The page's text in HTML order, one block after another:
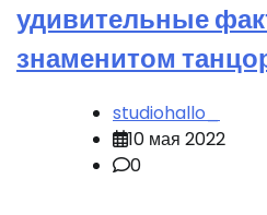
удивительные
знаменитом
studiohallo_
10 мая 2022
0